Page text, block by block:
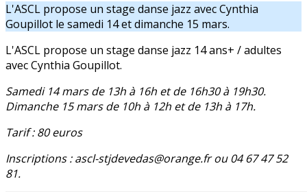
L'ASCL propose un stage danse jazz avec Cynthia
Goupillot le samedi 14 et dimanche 15 mars.
L'ASCL propose un stage danse jazz 14 ans+ / adultes
avec Cynthia Goupillot.
Samedi 14 mars de 13h à 16h et de 16h30 à 19h30.
Dimanche 15 mars de 10h à 12h et de 13h à 17h.
Tarif : 80 euros
Inscriptions : ascl-stjdevedas@orange.fr ou 04 67 47 52
81.